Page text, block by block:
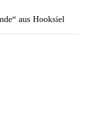
aus Hooksiel